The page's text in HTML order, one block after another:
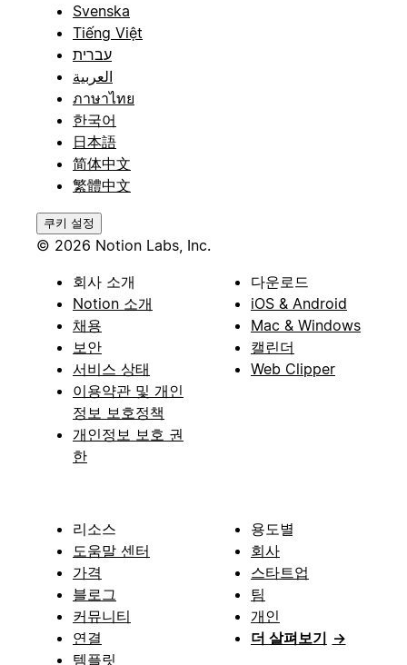
Svenska
Tiếng Việt
עברית
العربية
ภาษาไทย
한국어
日本語
简体中文
繁體中文
쿠키 설정
© 2026 Notion Labs, Inc.
회사 소개
Notion 소개
채용
보안
서비스 상태
이용약관 및 개인
정보 보호정책
개인정보 보호 권
한
다운로드
iOS & Android
Mac & Windows
캘린더
Web Clipper
리소스
도움말 센터
가격
블로그
커뮤니티
연결
템플릿
용도별
회사
스타트업
팀
개인
더 살펴보기 →